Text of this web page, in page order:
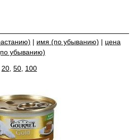
| имя (по убыванию) | цена
убыванию)
20 50 100